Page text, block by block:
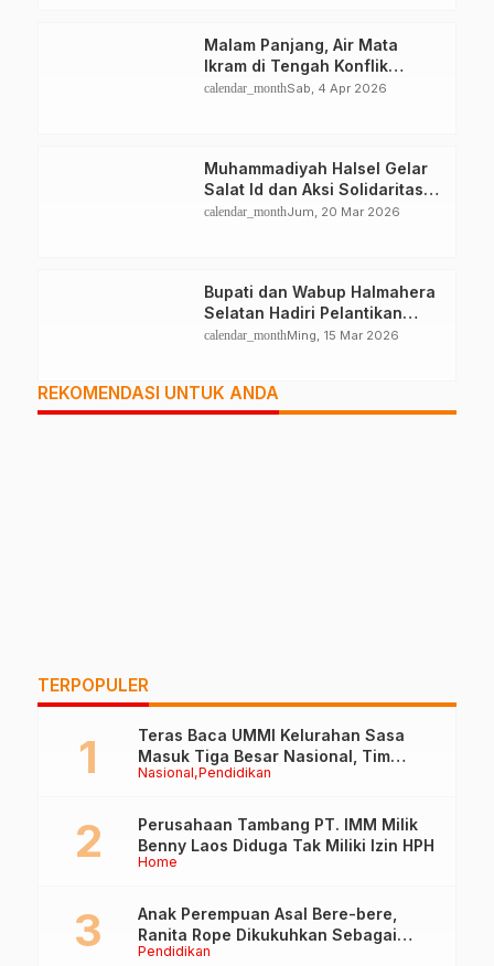
Malam Panjang, Air Mata
Ikram di Tengah Konflik
Halteng
calendar_monthSab, 4 Apr 2026
Muhammadiyah Halsel Gelar
Salat Id dan Aksi Solidaritas
Palestina
calendar_monthJum, 20 Mar 2026
Bupati dan Wabup Halmahera
Selatan Hadiri Pelantikan
Mabiran Pramuka se-Kwarcab
calendar_monthMing, 15 Mar 2026
REKOMENDASI UNTUK ANDA
TERPOPULER
Nasional Pendidikan
Teras Baca UMMI Kelurahan Sasa
Masuk Tiga Besar Nasional, Tim
Penilai Lakukan Visitasi di Ternate
Home
Perusahaan Tambang PT. IMM Milik
Benny Laos Diduga Tak Miliki Izin HPH
Pendidikan
Anak Perempuan Asal Bere-bere,
Ranita Rope Dikukuhkan Sebagai
Guru Besar dan Rektor Ummu